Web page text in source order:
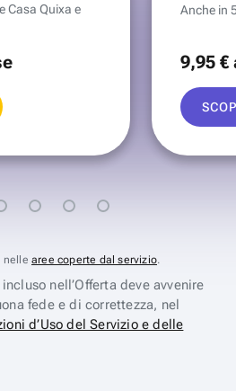
Casa Quixa e
Anche in
9,95 €
nelle aree coperte dal servizio.
nell’Offerta deve avvenire
fede e di correttezza, nel
d’Uso del Servizio e delle